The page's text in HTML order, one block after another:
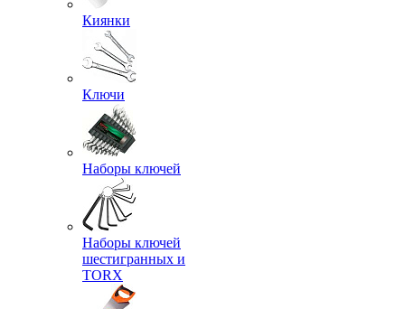
Киянки
Ключи
Наборы ключей
Наборы ключей
шестигранных и
TORX